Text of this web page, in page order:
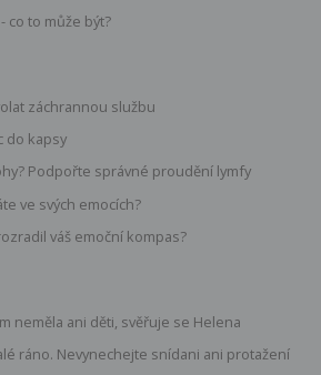
co to může být?
záchrannou službu
do kapsy
Podpořte správné proudění lymfy
ve svých emocích?
váš emoční kompas?
neměla ani děti, svěřuje se Helena
ráno. Nevynechejte snídani ani protažení